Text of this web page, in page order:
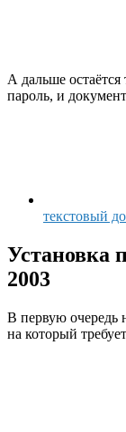
А дальше
пароль, и
текстовый
Установка
2003
В первую очередь
на который